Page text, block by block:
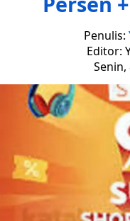
Penulis:
Editor:
Senin,